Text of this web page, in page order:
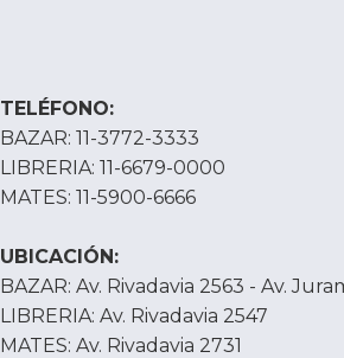
TELÉFONO:
BAZAR: 11-3772-3333
LIBRERIA: 11-6679-0000
MATES: 11-5900-6666
UBICACIÓN:
BAZAR: Av. Rivadavia 2563 - Av.
LIBRERIA: Av. Rivadavia 2547
MATES: Av. Rivadavia 2731